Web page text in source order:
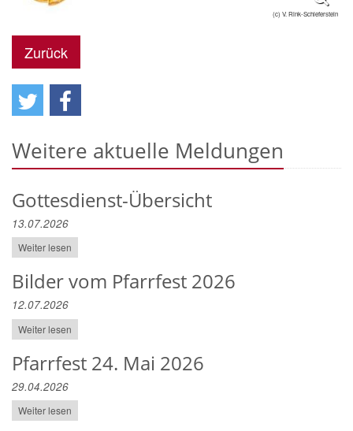
(c) V. Rink-Schieferstein
Zurück
Weitere aktuelle Meldungen
Gottesdienst-Übersicht
13.07.2026
Weiter lesen
Bilder vom Pfarrfest 2026
12.07.2026
Weiter lesen
Pfarrfest 24. Mai 2026
29.04.2026
Weiter lesen